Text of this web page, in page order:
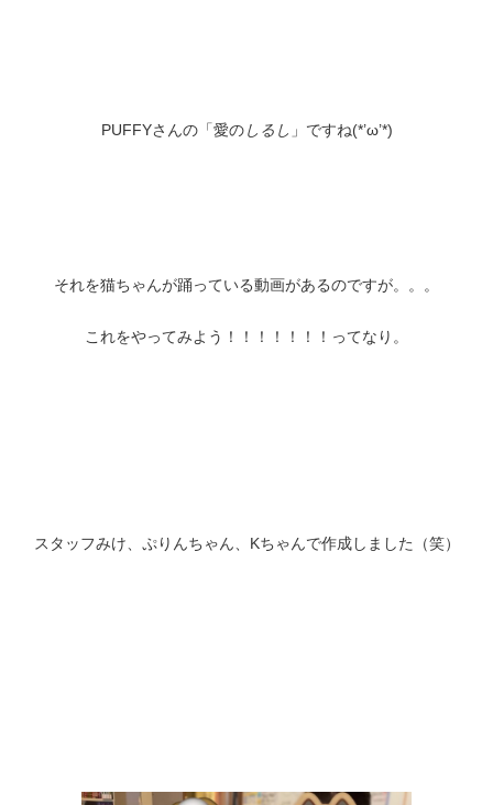
PUFFYさんの「愛のしるし 」ですね(*’ω’*)
それを猫ちゃんが踊っている動画があるのですが。。。
これをやってみよう！！！！！！！ってなり。
スタッフみけ、ぷりんちゃん、Kちゃんで作成しました（笑）